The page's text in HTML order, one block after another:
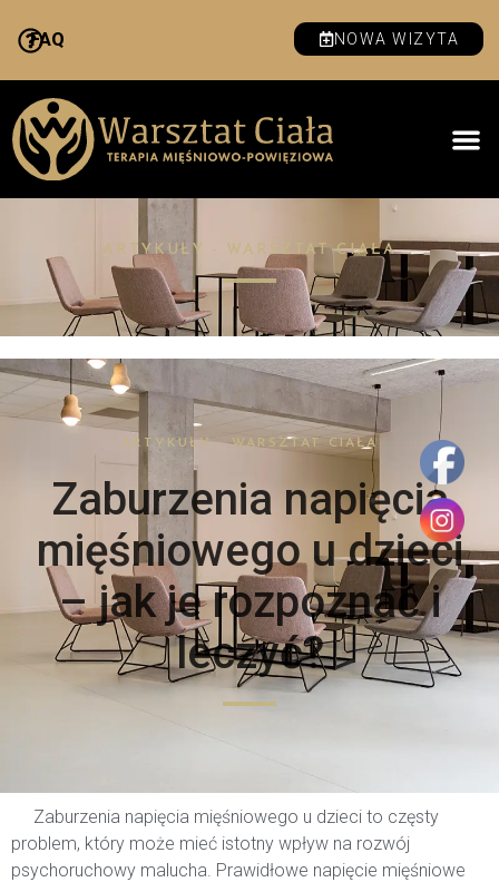
FAQ NOWA WIZYTA
ARTYKUŁY - WARSZTAT CIAŁA
ARTYKUŁY - WARSZTAT CIAŁA
Zaburzenia napięcia
mięśniowego u dzieci
– jak je rozpoznać i
leczyć?
Zaburzenia napięcia mięśniowego u dzieci to częsty
problem, który może mieć istotny wpływ na rozwój
psychoruchowy malucha. Prawidłowe napięcie mięśniowe